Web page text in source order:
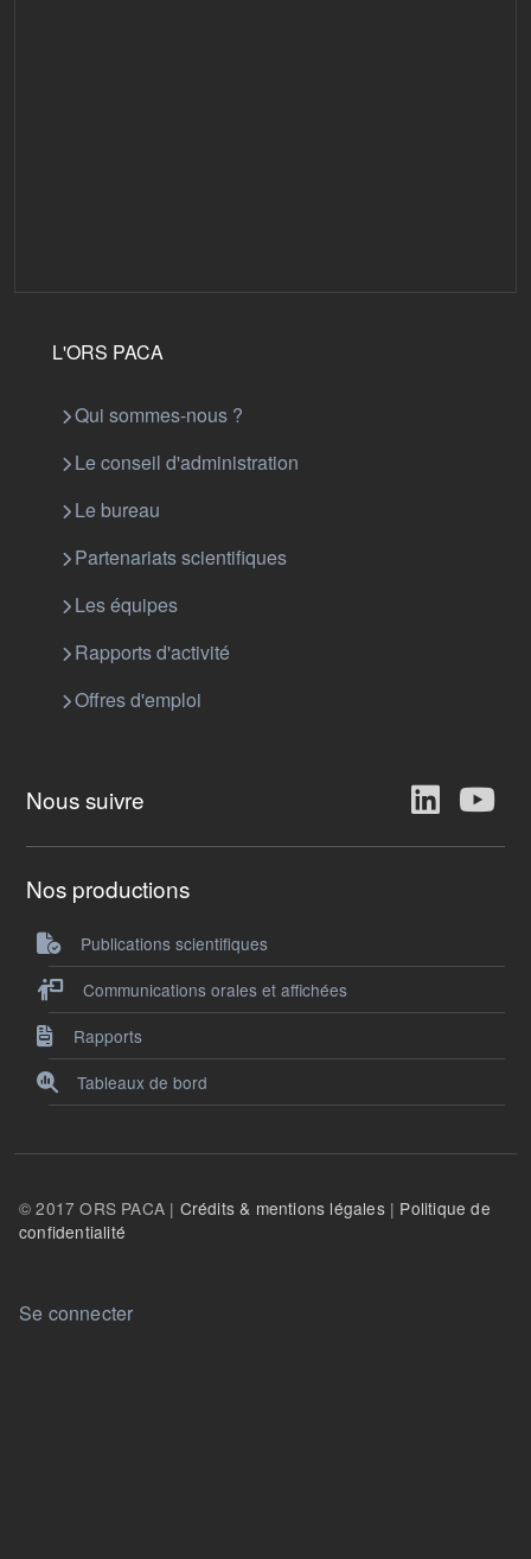
L'ORS PACA
Qui sommes-nous ?
Le conseil d'administration
Le bureau
Partenariats scientifiques
Les équipes
Rapports d'activité
Offres d'emploi
Nous suivre
Nos productions
Publications scientifiques
Communications orales et affichées
Rapports
Tableaux de bord
© 2017 ORS PACA | Crédits & mentions légales| Politique de
confidentialité
User account menu
Se connecter